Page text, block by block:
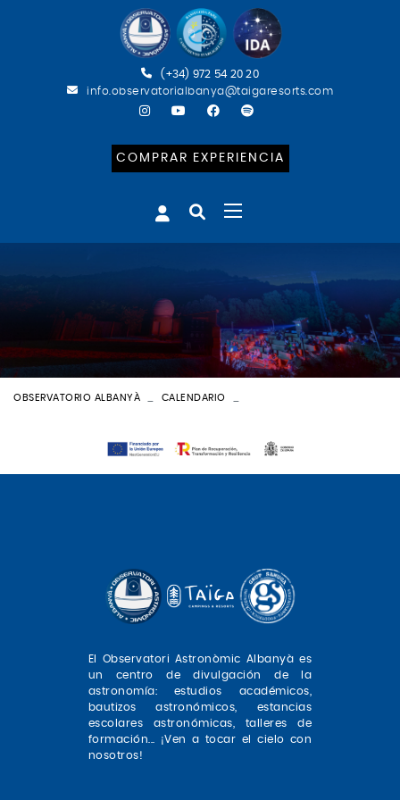
(+34) 972 54 20 20
info.observatorialbanya@taigaresorts.com
COMPRAR EXPERIENCIA
OBSERVATORIO ALBANYÀ CALENDARIO
El Observatori Astronòmic Albanyà es
un centro de divulgación de la
astronomía: estudios académicos,
bautizos astronómicos, estancias
escolares astronómicas, talleres de
formación... ¡Ven a tocar el cielo con
nosotros!